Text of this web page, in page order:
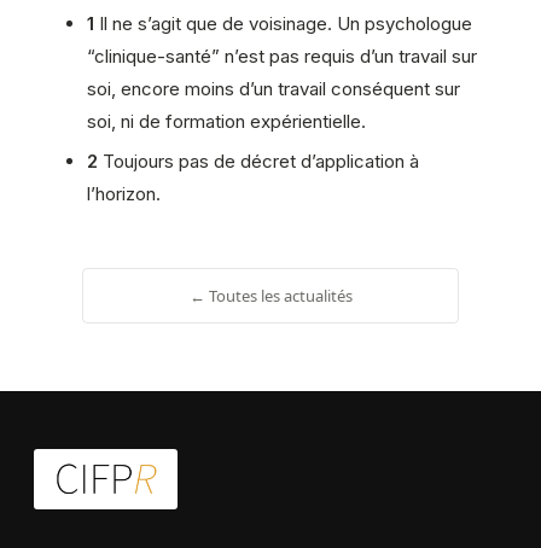
1 Il ne s’agit que de voisinage. Un psychologue
“clinique-santé” n’est pas requis d’un travail sur
soi, encore moins d’un travail conséquent sur
soi, ni de formation expérientielle.
2 Toujours pas de décret d’application à
l’horizon.
← Toutes les actualités